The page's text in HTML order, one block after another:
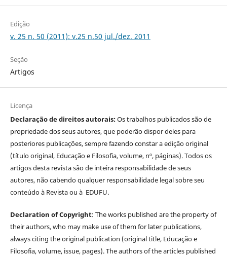
Edição
v. 25 n. 50 (2011): v.25 n.50 jul./dez. 2011
Seção
Artigos
Licença
Declaração de direitos autorais:Os trabalhos publicados são de
propriedade dos seus autores, que poderão dispor deles para
posteriores publicações, sempre fazendo constar a edição original
(título original, Educação e Filosofia, volume, nº, páginas). Todos os
artigos desta revista são de inteira responsabilidade de seus
autores, não cabendo qualquer responsabilidade legal sobre seu
conteúdo à Revista ou à EDUFU.
Declaration of Copyright: The works published are the property of
their authors, who may make use of them for later publications,
always citing the original publication (original title, Educação e
Filosofia, volume, issue, pages). The authors of the articles published